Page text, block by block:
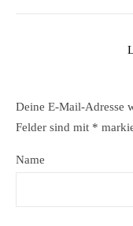
Deine E-Mail-Adresse
Felder sind mit *
Name